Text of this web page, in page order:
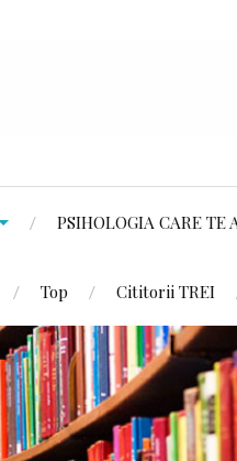
PSIHOLOGIA CARE TE
Top Cititorii TREI